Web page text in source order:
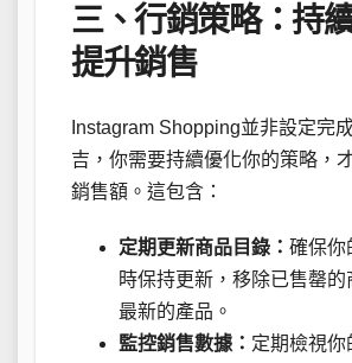
三、行銷策略：持
提升銷售
Instagram Shopping並非設定完
吉，你需要持續優化你的策略，
銷售額。這包含：
定期更新商品目錄： 確保你
時保持更新，移除已售罄的
最新的產品。
監控銷售數據： 定期檢視你